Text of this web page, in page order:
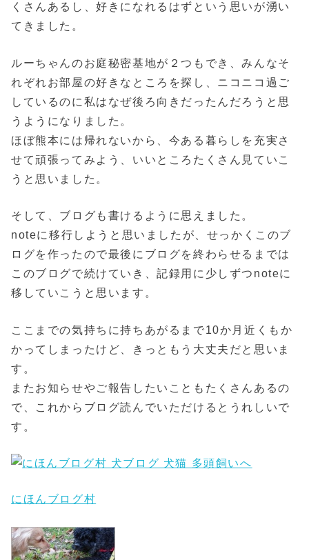
くさんあるし、好きになれるはずという思いが湧い
てきました。
ルーちゃんのお庭秘密基地が２つもでき、みんなそ
れぞれお部屋の好きなところを探し、ニコニコ過ご
しているのに私はなぜ後ろ向きだったんだろうと思
うようになりました。
ほぼ熊本には帰れないから、今ある暮らしを充実さ
せて頑張ってみよう、いいところたくさん見ていこ
うと思いました。
そして、ブログも書けるように思えました。
noteに移行しようと思いましたが、せっかくこのブ
ログを作ったので最後にブログを終わらせるまでは
このブログで続けていき、記録用に少しずつnoteに
移していこうと思います。
ここまでの気持ちに持ちあがるまで10か月近くもか
かってしまったけど、きっともう大丈夫だと思いま
す。
またお知らせやご報告したいこともたくさんあるの
で、これからブログ読んでいただけるとうれしいで
す。
にほんブログ村